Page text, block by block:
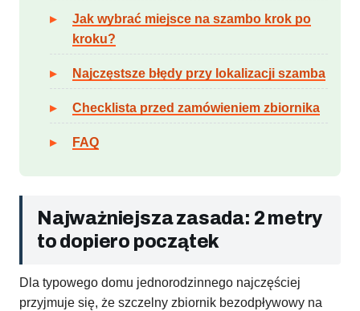
Jak wybrać miejsce na szambo krok po
kroku?
Najczęstsze błędy przy lokalizacji szamba
Checklista przed zamówieniem zbiornika
FAQ
Najważniejsza zasada: 2 metry
to dopiero początek
Dla typowego domu jednorodzinnego najczęściej
przyjmuje się, że szczelny zbiornik bezodpływowy na